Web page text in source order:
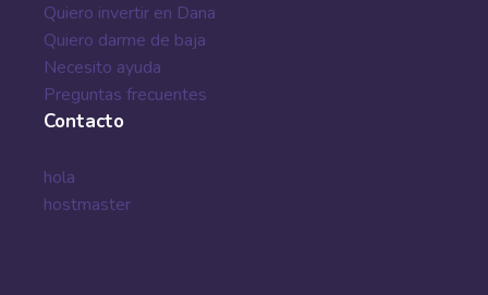
Quiero invertir en Dana
Quiero darme de baja
Necesito ayuda
Preguntas frecuentes
Contacto
hola
hostmaster